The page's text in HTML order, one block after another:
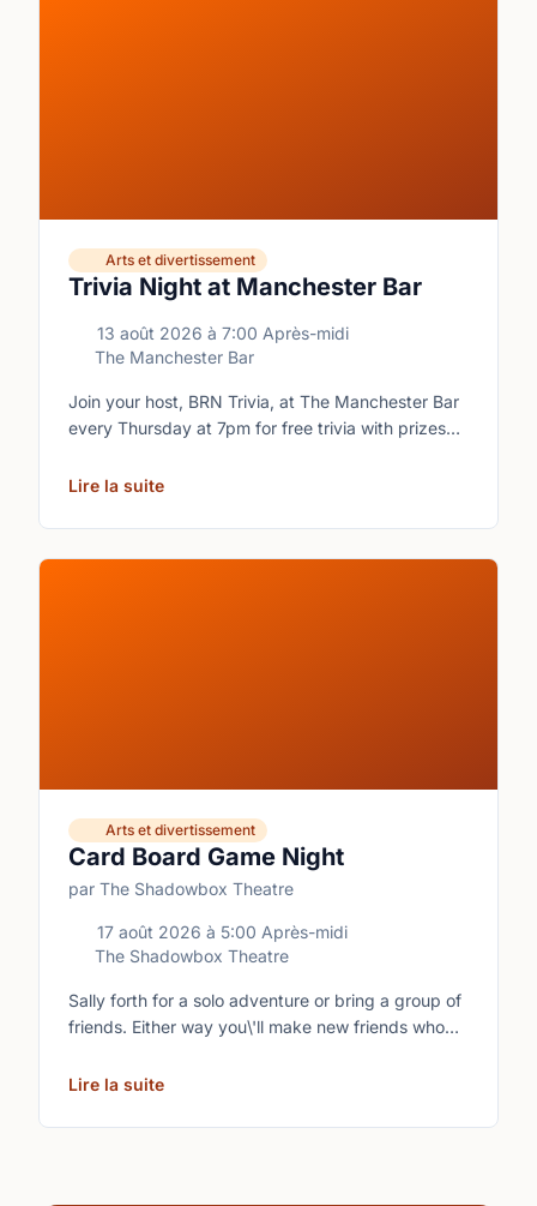
Trivia Night at Manchester Bar
Arts et divertissement
13 août 2026 à 7:00 Après-midi
The Manchester Bar
Join your host, BRN Trivia, at The Manchester Bar
every Thursday at 7pm for free trivia with prizes
Lire la suite
Card Board Game Night
par The Shadowbox Theatre
Arts et divertissement
17 août 2026 à 5:00 Après-midi
The Shadowbox Theatre
Sally forth for a solo adventure or bring a group of
friends. Either way you\'ll make new friends who
Lire la suite